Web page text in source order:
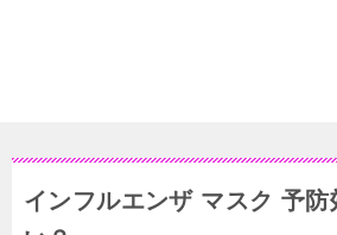
インフルエンザ マスク 予